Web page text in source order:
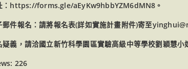
：https://forms.gle/aEyKw9hbbYZM6dMN8。
郵件報名：請將報名表(詳如實施計畫附件)寄至
疑義，請洽國立新竹科學園區實驗高級中等學校劉穎慧
226